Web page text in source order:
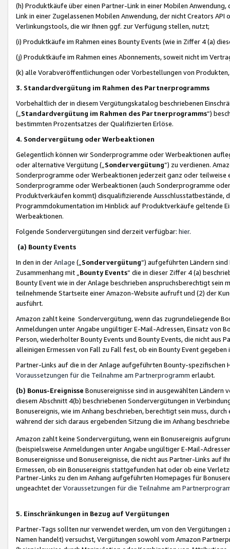
(h) Produktkäufe über einen Partner-Link in einer Mobilen
Link in einer Zugelassenen Mobilen Anwendung, der nicht Creators
Verlinkungstools, die wir Ihnen ggf. zur Verfügung stellen, nutzt;
(i) Produktkäufe im Rahmen eines Bounty Events (wie in Ziffer 4 (a)
(j) Produktkäufe im Rahmen eines Abonnements, soweit nicht im
(k) alle Vorabveröffentlichungen oder Vorbestellungen von
3. Standardvergütung im Rahmen des Partnerprogramms
Vorbehaltlich der in diesem Vergütungskatalog beschriebenen
(„ Standardvergütung im Rahmen des Partnerprogramms“)
bestimmten Prozentsatzes der Qualifizierten Erlöse.
4. Sondervergütung oder Werbeaktionen
Gelegentlich können wir Sonderprogramme oder Werbeaktionen
oder alternative Vergütung („ Sondervergütung”) zu verdienen.
Sonderprogramme oder Werbeaktionen jederzeit ganz oder
Sonderprogramme oder Werbeaktionen (auch Sonderprogramme
Produktverkäufen kommt) disqualifizierende Ausschlusstatbestände,
Programmdokumentation im Hinblick auf Produktverkäufe geltende
Werbeaktionen.
Folgende Sondervergütungen sind derzeit verfügbar: hier.
(a) Bounty Events
In den in derAnlage („ Sondervergütung“) aufgeführten Ländern
Zusammenhang mit „ Bounty Events“ die in dieser Ziffer 4 (a)
Bounty Event wie in der Anlage beschrieben anspruchsberechtigt sein
teilnehmende Startseite einer Amazon-Website aufruft und (2) der
ausführt.
Amazon zahlt keine Sondervergütung, wenn das zugrundeliegende
Anmeldungen unter Angabe ungültiger E-Mail-Adressen, Einsatz von
Person, wiederholter Bounty Events und Bounty Events, die nicht
alleinigen Ermessen von Fall zu Fall fest, ob ein Bounty Event
Partner-Links auf die in der Anlage aufgeführten Bounty-spezifischen
Voraussetzungen für die Teilnahme am Partnerprogramm erlaubt.
(b) Bonus-Ereignisse Bonusereignisse sind in ausgewählten Ländern
diesem Abschnitt 4(b) beschriebenen Sondervergütungen in
Bonusereignis, wie im Anhang beschrieben, berechtigt sein muss,
während der sich daraus ergebenden Sitzung die im Anhang
Amazon zahlt keine Sondervergütung, wenn ein Bonusereignis
(beispielsweise Anmeldungen unter Angabe ungültiger E-Mail-
Bonusereignisse und Bonusereignisse, die nicht aus Partner-Links auf
Ermessen, ob ein Bonusereignis stattgefunden hat oder ob eine
Partner-Links zu den im Anhang aufgeführten Homepages für
ungeachtet derVoraussetzungen für die Teilnahme am
5. Einschränkungen in Bezug auf Vergütungen
Partner-Tags sollten nur verwendet werden, um von den
Namen handelt) versuchst, Vergütungen sowohl vom Amazon